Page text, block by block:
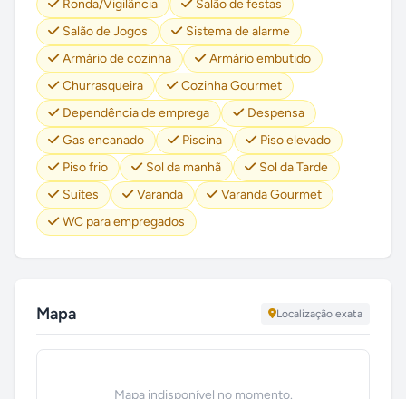
Ronda/Vigilância
Salão de festas
Salão de Jogos
Sistema de alarme
Armário de cozinha
Armário embutido
Churrasqueira
Cozinha Gourmet
Dependência de emprega
Despensa
Gas encanado
Piscina
Piso elevado
Piso frio
Sol da manhã
Sol da Tarde
Suítes
Varanda
Varanda Gourmet
WC para empregados
Mapa Localização exata
Mapa indisponível no momento.